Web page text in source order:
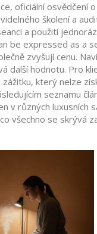
, oficiální osvědčení
školení a
a použití
be expressed as a
zvyšují cenu.
další hodnotu. Pro
který nelze
seznamu
v různých luxusních
všechno se skrývá